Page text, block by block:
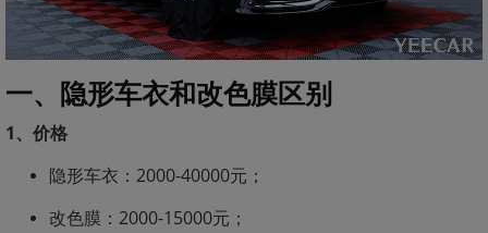
一、隐形车衣和改色膜区别
1、价格
隐形车衣：2000-40000元；
改色膜：2000-15000元；